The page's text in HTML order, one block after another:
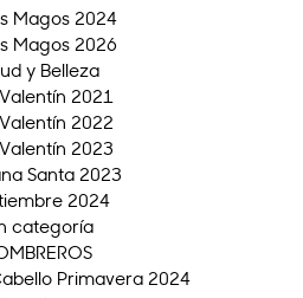
Magos 2024
Magos 2026
y Belleza
2021
2022
2023
Santa 2023
2024
categoría
Primavera 2024